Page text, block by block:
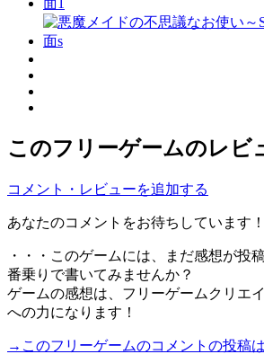
このフリーゲームのレビ
コメント・レビューを追加する
あなたのコメントをお待ちしています！
・・・このゲームには、まだ感想が投
番乗りで書いてみませんか？
ゲームの感想は、フリーゲームクリエ
への力になります！
→このフリーゲームのコメントの投稿